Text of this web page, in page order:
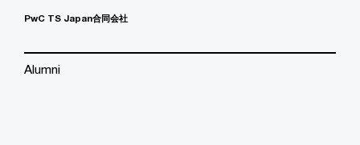
PwC TS Japan合同会社
Alumni